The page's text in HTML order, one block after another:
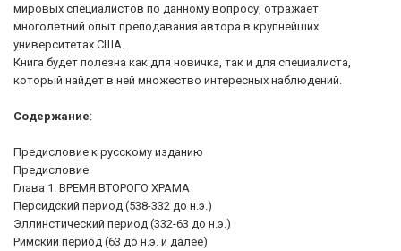
мировых специалистов по данному вопросу, отражает
многолетний опыт преподавания автора в крупнейших
университетах США.
Книга будет полезна как для новичка, так и для специалиста,
который найдет в ней множество интересных наблюдений.
Содержание:
Предисловие к русскому изданию
Предисловие
Глава 1. ВРЕМЯ ВТОРОГО ХРАМА
Персидский период (538-332 до н.э.)
Эллинстический период (332-63 до н.э.)
Римский период (63 до н.э. и далее)